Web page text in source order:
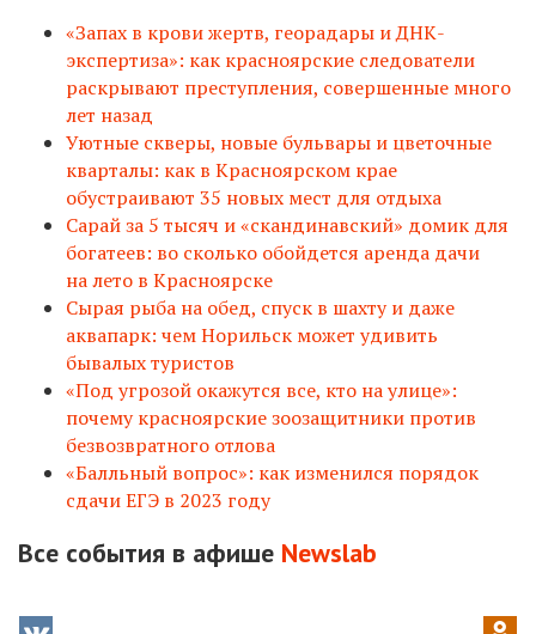
«Запах в крови жертв, георадары и ДНК-
экспертиза»: как красноярские следователи
раскрывают преступления, совершенные много
лет назад
Уютные скверы, новые бульвары и цветочные
кварталы: как в Красноярском крае
обустраивают 35 новых мест для отдыха
Сарай за 5 тысяч и «скандинавский» домик для
богатеев: во сколько обойдется аренда дачи
на лето в Красноярске
Сырая рыба на обед, спуск в шахту и даже
аквапарк: чем Норильск может удивить
бывалых туристов
«Под угрозой окажутся все, кто на улице»:
почему красноярские зоозащитники против
безвозвратного отлова
«Балльный вопрос»: как изменился порядок
сдачи ЕГЭ в 2023 году
Все события в афише Newslab